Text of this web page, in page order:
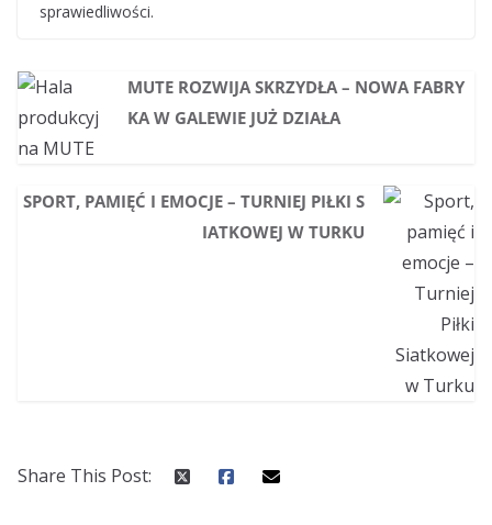
sprawiedliwości.
MUTE ROZWIJA SKRZYDŁA – NOWA FABRY
KA W GALEWIE JUŻ DZIAŁA
SPORT, PAMIĘĆ I EMOCJE – TURNIEJ PIŁKI S
IATKOWEJ W TURKU
Share This Post: